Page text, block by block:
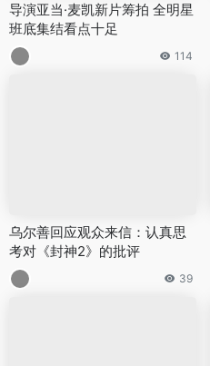
导演亚当·麦凯新片筹拍 全明星
班底集结看点十足
114
乌尔善回应观众来信：认真思
考对《封神2》的批评
39